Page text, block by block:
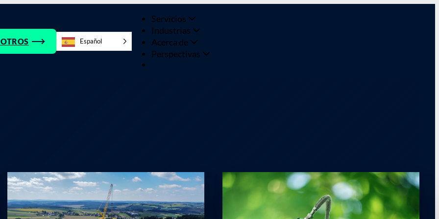
Español
Servicios
Industrias
Acerca de
Perspectivas